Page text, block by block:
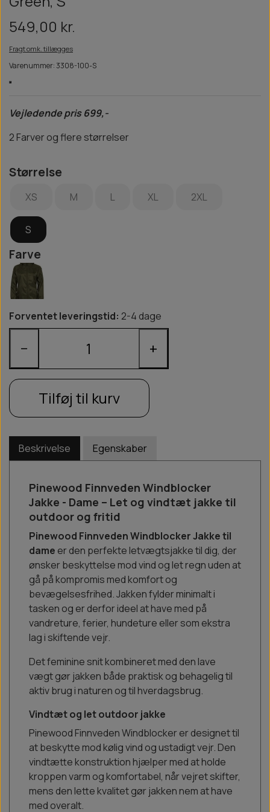
549,00 kr.
Fragt omk. tillægges
Varenummer: 3308-100-S
Vejledende pris 699,-
2 Farver og flere størrelser
Størrelse
XS M L XL 2XL
S
Farve
Forventet leveringstid: 2-4 dage
− +
Tilføj til kurv
Beskrivelse Egenskaber
Pinewood Finnveden Windblocker
Jakke - Dame – Let og vindtæt jakke til
outdoor og fritid
Pinewood Finnveden Windblocker Jakke til
dame er den perfekte letvægtsjakke til dig, der
ønsker beskyttelse mod vind og let regn uden at
gå på kompromis med komfort og
bevægelsesfrihed. Jakken fylder minimalt i
tasken og er derfor ideel at have med på
vandreture, ferier, hundeture eller som ekstra
lag i skiftende vejr.
Det feminine snit kombineret med den lave
vægt gør jakken både praktisk og behagelig til
aktiv brug i naturen og til hverdagsbrug.
Vindtæt og let outdoor jakke
Pinewood Finnveden Windblocker er designet til
at beskytte mod kølig vind og ustadigt vejr. Den
vindtætte konstruktion hjælper med at holde
kroppen varm og komfortabel, når vejret skifter,
mens den lette kvalitet gør jakken nem at have
med overalt.